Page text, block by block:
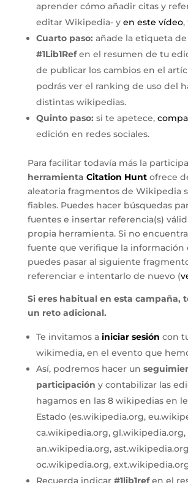
aprender cómo añadir citas y
editar Wikipedia- y en este vídeo,
Cuarto paso: añade la etiqueta
#1Lib1Refen el resumen de tu
de publicar los cambios en el
podrás ver el ranking de uso del
distintas wikipedias.
Quinto paso: si te apetece,
edición en redes sociales.
Para facilitar todavía más la
herramienta Citation Huntofrece
aleatoria fragmentos de Wikipedia
fiables. Puedes hacer búsquedas
fuentes e insertar referencia(s)
propia herramienta. Si no
fuente que verifique la información
puedes pasar al siguiente
referenciar e intentarlo de nuevo (
Si eres habitual en esta campaña,
un reto adicional.
Te invitamos a iniciar sesión con
wikimedia, en el evento que
Así, podremos hacer un
participación y contabilizar las
hagamos en las 8 wikipedias en
Estado (es.wikipedia.org,
ca.wikipedia.org, gl.wikipedia.org,
an.wikipedia.org,
oc.wikipedia.org,
Recuerda indicar #1lib1refen el